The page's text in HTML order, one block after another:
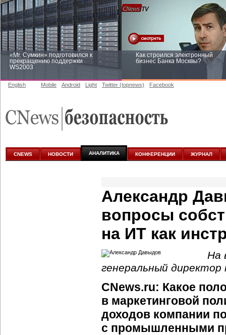
«Mr. Сумкин» подготовился к
прекращению поддержки
WS2003
Как строился электронный
бизнес Банка Москвы?
аналитике
English Mobile Android Light Twitter (topnews) Facebook
CNEWS НОВОСТИ АНАЛИТИКА КОНФЕРЕНЦИИ ЖУРНАЛ
Александр
вопросы
на ИТ как
На
генеральный директор
CNews.ru: Какое
в маркетинговой
доходов компании
с промышленными